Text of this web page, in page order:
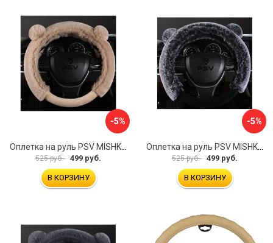
-5%
Оплетка на руль PSV MISHKA Premium 136099
525 руб. 499 руб.
В КОРЗИНУ
-5%
Оплетка на руль PSV MISHKA Premium 136095
525 руб. 499 руб.
В КОРЗИНУ